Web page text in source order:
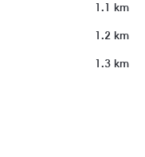
1.1 km
1.2 km
1.3 km